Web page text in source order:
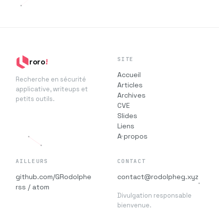
roro!
Recherche en sécurité
applicative, writeups et
petits outils.
SITE
Accueil
Articles
Archives
CVE
Slides
Liens
A propos
AILLEURS
github.com/GRodolphe
rss / atom
CONTACT
contact@rodolpheg.xyz
Divulgation responsable
bienvenue.